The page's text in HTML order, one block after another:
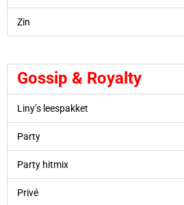
Zin
Gossip & Royalty
Liny’s leespakket
Party
Party hitmix
Privé